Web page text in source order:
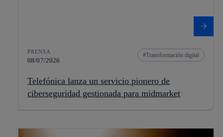
PRENSA
08/07/2026
Transformación digital
Telefónica lanza un servicio pionero de
ciberseguridad gestionada para midmarket